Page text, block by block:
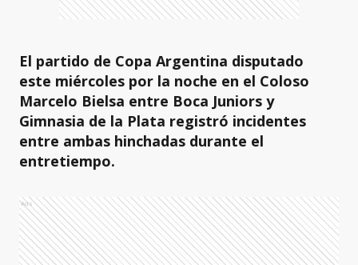
El partido de Copa Argentina disputado
este miércoles por la noche en el Coloso
Marcelo Bielsa entre Boca Juniors y
Gimnasia de la Plata registró incidentes
entre ambas hinchadas durante el
entretiempo.
Ads